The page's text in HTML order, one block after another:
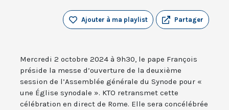
Partager
Ajouter à ma playlist
Mercredi 2 octobre 2024 à 9h30, le pape François
préside la messe d’ouverture de la deuxième
session de l’Assemblée générale du Synode pour «
une Église synodale ». KTO retransmet cette
célébration en direct de Rome. Elle sera concélébrée